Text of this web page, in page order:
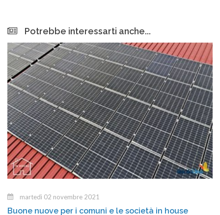
Potrebbe interessarti anche...
martedì 02 novembre 2021
Buone nuove per i comuni e le società in house